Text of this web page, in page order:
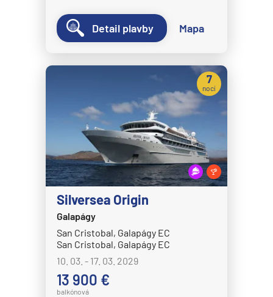
HANSEATIC nature
HANSEATIC spirit
Holland America Line
MS Eurodam
MS Koningsdam
MS Nieuw Amsterdam
MS Nieuw Statendam
MS Noordam
MS Oosterdam
MS Rotterdam
MS Volendam
Detail plavby Mapa
Silversea Origin
Galapágy
San Cristobal, Galapágy EC
San Cristobal, Galapágy EC
10. 03. - 17. 03. 2029
13 900 €
balkónová
7
nocí